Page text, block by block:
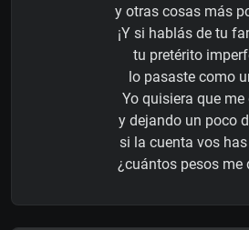
y otras cosas más
¡Y si hablás de tu
tu pretérito
lo pasaste como
Yo quisiera que me
y dejando un poco
si la cuenta vos
¿cuántos pesos me